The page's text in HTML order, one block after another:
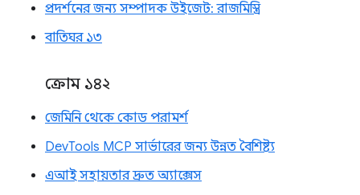
প্রদর্শনের জন্য সম্পাদক উইজেট: রাজমিস্ত্রি
বাতিঘর ১৩
ক্রোম ১৪২
জেমিনি থেকে কোড পরামর্শ
DevTools MCP সার্ভারের জন্য উন্নত বৈশিষ্ট্য
এআই সহায়তার দ্রুত অ্যাক্সেস